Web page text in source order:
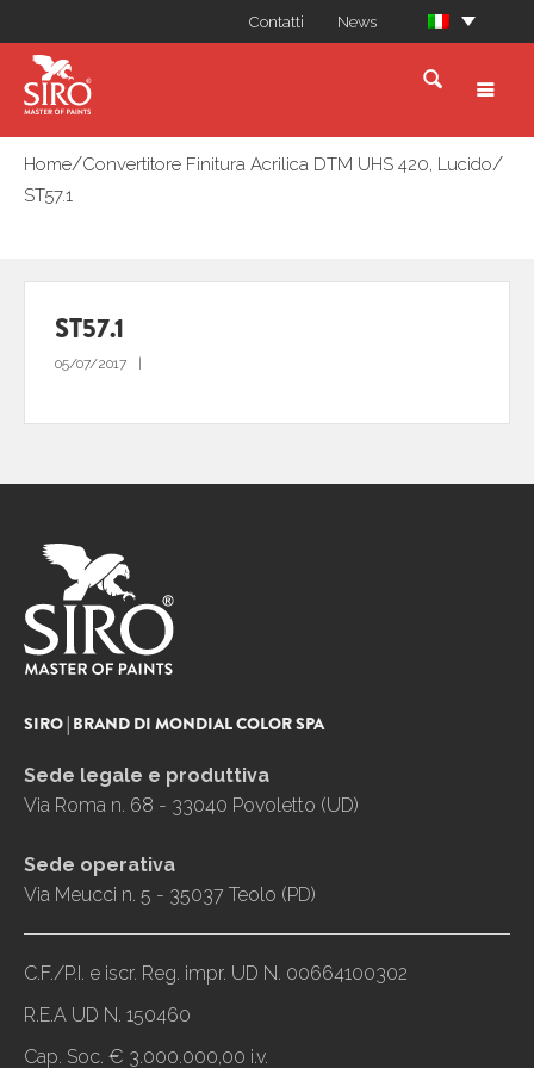
Contatti News
Home/Convertitore Finitura Acrilica DTM UHS 420, Lucido/
ST57.1
ST57.1
05/07/2017
SIRO | BRAND DI MONDIAL COLOR SPA
Sede legale e produttiva
Via Roma n. 68 - 33040 Povoletto (UD)
Sede operativa
Via Meucci n. 5 - 35037 Teolo (PD)
C.F./P.I. e iscr. Reg. impr. UD N. 00664100302
R.E.A UD N. 150460
Cap. Soc. € 3.000.000,00 i.v.